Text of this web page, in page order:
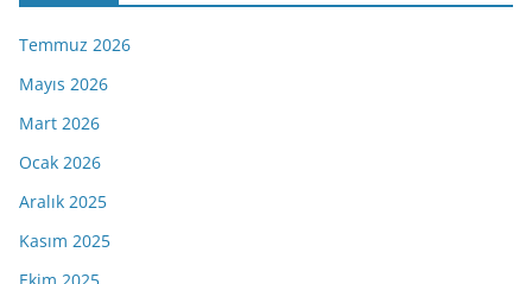
Temmuz 2026
Mayıs 2026
Mart 2026
Ocak 2026
Aralık 2025
Kasım 2025